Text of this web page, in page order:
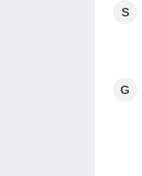
S
G